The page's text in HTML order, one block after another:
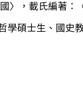
〉，載氏編著：
學碩士生、國史